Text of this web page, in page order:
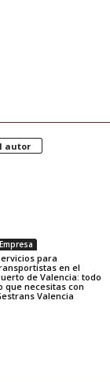
autor
Empresa
para
en el
de Valencia: todo
que necesitas con
Valencia